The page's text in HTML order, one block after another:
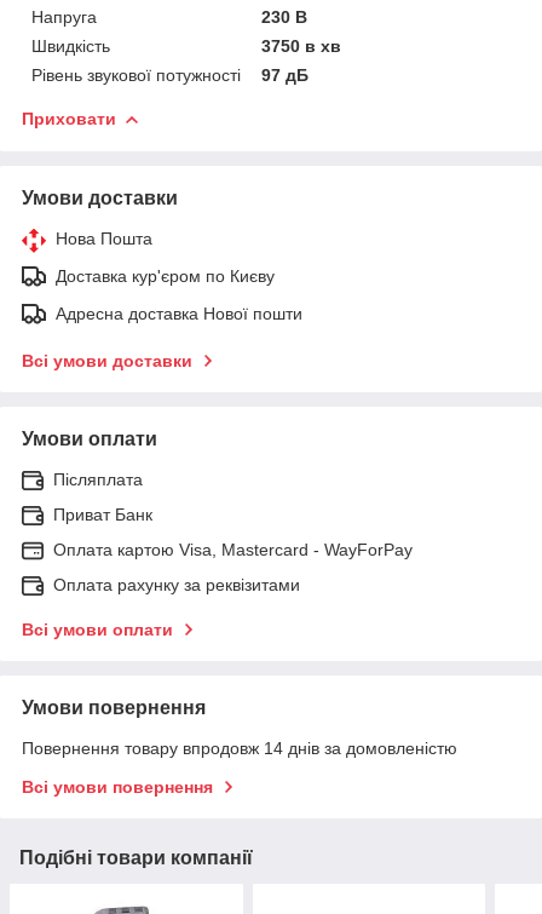
Напруга
230 В
Швидкість
3750 в хв
Рівень звукової потужності
97 дБ
Приховати
Умови доставки
Нова Пошта
Доставка кур'єром по Києву
Адресна доставка Нової пошти
Всі умови доставки
Умови оплати
Післяплата
Приват Банк
Оплата картою Visa, Mastercard - WayForPay
Оплата рахунку за реквізитами
Всі умови оплати
Умови повернення
Повернення товару впродовж 14 днів за домовленістю
Всі умови повернення
Подібні товари компанії